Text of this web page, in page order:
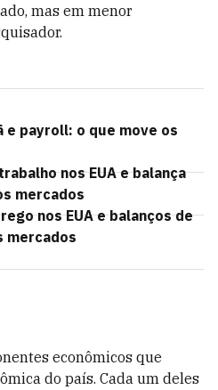
mas em menor
payroll: o que move os
nos EUA e balança
mercados
nos EUA e balanços de
mercados
econômicos que
do país. Cada um deles